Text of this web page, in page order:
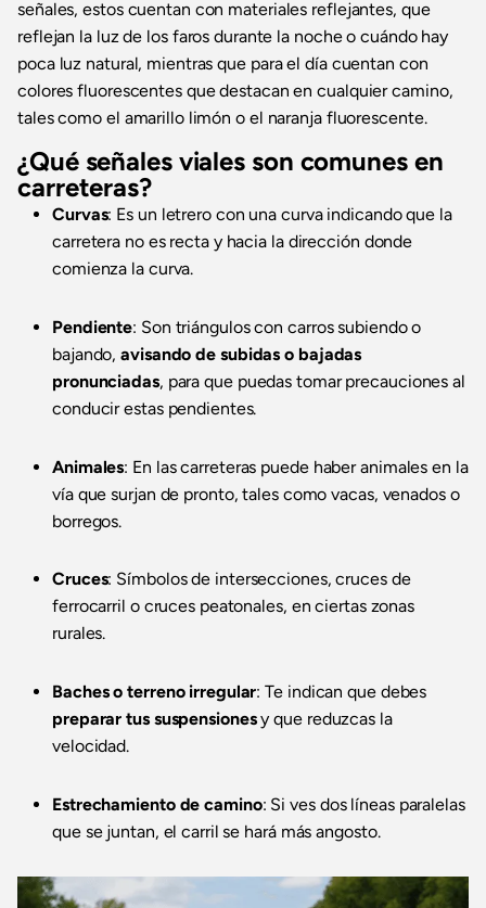
señales, estos cuentan con materiales reflejantes, que
reflejan la luz de los faros durante la noche o cuándo hay
poca luz natural, mientras que para el día cuentan con
colores fluorescentes que destacan en cualquier camino,
tales como el amarillo limón o el naranja fluorescente.
¿Qué señales viales son comunes en
carreteras?
Curvas: Es un letrero con una curva indicando que la
carretera no es recta y hacia la dirección donde
comienza la curva.
Pendiente: Son triángulos con carros subiendo o
bajando,avisando de subidas o bajadas
pronunciadas, para que puedas tomar precauciones al
conducir estas pendientes.
Animales: En las carreteras puede haber animales en la
vía que surjan de pronto, tales como vacas, venados o
borregos.
Cruces: Símbolos de intersecciones, cruces de
ferrocarril o cruces peatonales, en ciertas zonas
rurales.
Baches o terreno irregular: Te indican que debes
preparar tus suspensionesy que reduzcas la
velocidad.
Estrechamiento de camino: Si ves dos líneas paralelas
que se juntan, el carril se hará más angosto.